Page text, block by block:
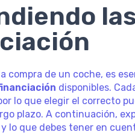
compra de un coche, es
disponibles.
lo que elegir el correcto
plazo. A continuación,
lo que debes tener en